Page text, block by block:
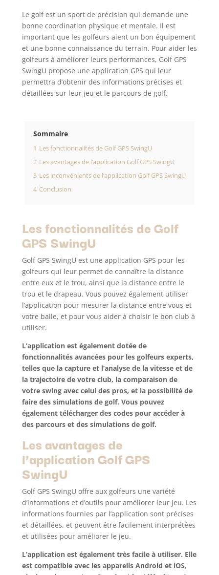
Le golf est un sport de précision qui demande une
bonne coordination physique et mentale. Il est
important que les golfeurs aient un bon équipement
et une bonne connaissance du terrain. Pour aider les
golfeurs à améliorer leurs performances, Golf GPS
SwingU propose une application GPS qui leur
permettra d’obtenir des informations précises et
détaillées sur leur jeu et le parcours de golf.
Sommaire
1 Les fonctionnalités de Golf GPS SwingU
2 Les avantages de l’application Golf GPS SwingU
3 Les inconvénients de l’application Golf GPS SwingU
4 Conclusion
Les fonctionnalités de Golf
GPS SwingU
Golf GPS SwingU est une application GPS pour les
golfeurs qui leur permet de connaître la distance
entre eux et le trou, ainsi que la distance entre le
trou et le drapeau. Vous pouvez également utiliser
l’application pour mesurer la distance entre vous et
votre balle, et pour vous aider à choisir le bon club à
utiliser.
L’application est également dotée de
fonctionnalités avancées pour les golfeurs experts,
telles que la capture et l’analyse de la vitesse et de
la trajectoire de votre club, la comparaison de
votre swing avec celui des pros, et la possibilité de
faire des simulations de golf. Vous pouvez
également télécharger des codes pour accéder à
des parcours et des simulations de golf.
Les avantages de
l’application Golf GPS
SwingU
Golf GPS SwingU offre aux golfeurs une variété
d’informations et d’outils pour améliorer leur jeu. Les
informations fournies par l’application sont précises
et détaillées, et peuvent être facilement interprétées
et utilisées pour améliorer le jeu.
L’application est également très facile à utiliser. Elle
est compatible avec les appareils Android et iOS,